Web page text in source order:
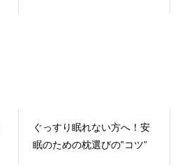
ぐっすり眠れない方へ！安
眠のための枕選びの‟コツ”